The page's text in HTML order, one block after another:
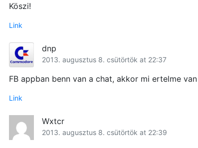
Köszi!
Link
dnp
2013. augusztus 8. csütörtök at 22:37
FB appban benn van a chat, akkor mi ertelme
Link
Wxtcr
2013. augusztus 8. csütörtök at 22:39